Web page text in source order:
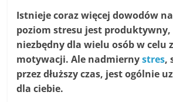
Istnieje coraz więcej dowodów
poziom stresu jest
niezbędny dla wielu osób w celu
motywacji. Ale nadmiernystres,
przez dłuższy czas, jest ogólnie
dla ciebie.